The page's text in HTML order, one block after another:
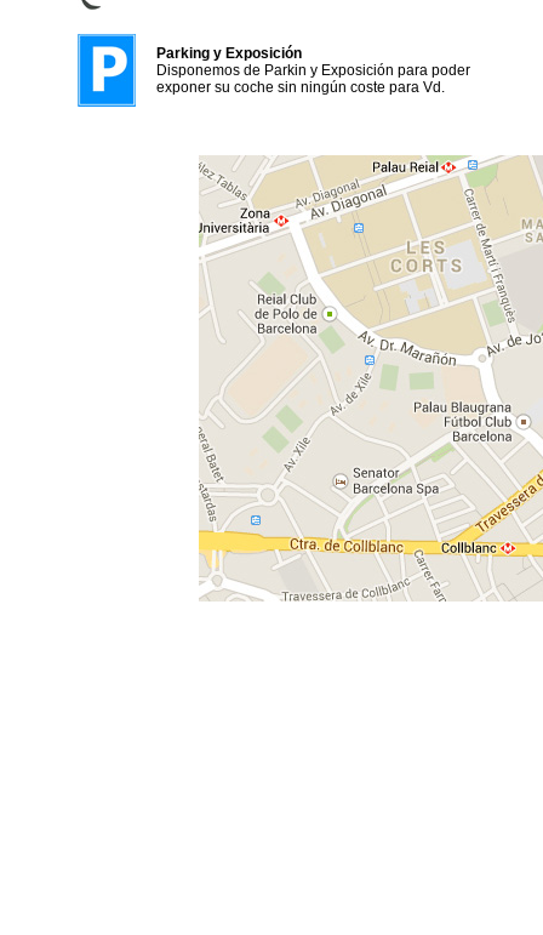
Parking y Exposición
Disponemos de Parkin y Exposición para poder
exponer su coche sin ningún coste para Vd.